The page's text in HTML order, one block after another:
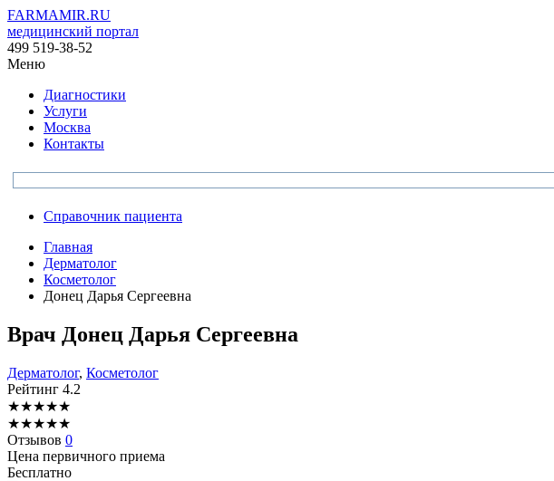
FARMAMIR.RU
медицинский портал
499 519-38-52
Меню
Диагностики
Услуги
Москва
Контакты
Справочник пациента
Главная
Дерматолог
Косметолог
Донец Дарья Сергеевна
Врач Донец Дарья Сергеевна
Дерматолог, Косметолог
Рейтинг 4.2
★★★★★
★★★★★
Отзывов 0
Цена первичного приема
Бесплатно